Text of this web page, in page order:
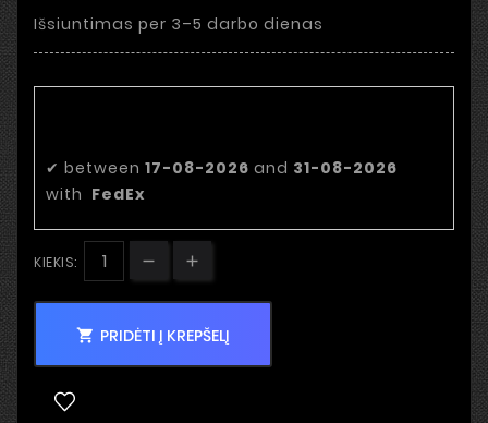
Išsiuntimas per 3–5 darbo dienas
✔ between 17-08-2026 and 31-08-2026
with FedEx
KIEKIS:
 PRIDĖTI Į KREPŠELĮ